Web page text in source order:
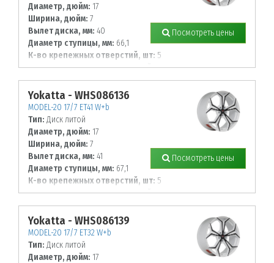
Диаметр, дюйм: 17
Ширина, дюйм: 7
Вылет диска, мм: 40
Диаметр ступицы, мм: 66,1
К-во крепежных отверстий, шт: 5
Диаметр располож. отверстий, мм:
114,3
Посмотреть цены
Yokatta - WHS086136
MODEL-20 17/7 ET41 W+b
Тип: Диск литой
Диаметр, дюйм: 17
Ширина, дюйм: 7
Вылет диска, мм: 41
Диаметр ступицы, мм: 67,1
К-во крепежных отверстий, шт: 5
Диаметр располож. отверстий, мм:
114,3
Посмотреть цены
Yokatta - WHS086139
MODEL-20 17/7 ET32 W+b
Тип: Диск литой
Диаметр, дюйм: 17